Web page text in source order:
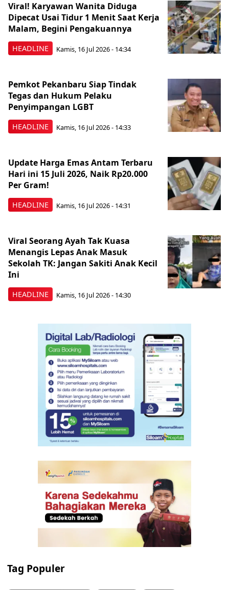
HEADLINE
Viral! Karyawan Wanita Diduga
Dipecat Usai Tidur 1 Menit Saat Kerja
Malam, Begini Pengakuannya
Kamis, 16 Jul 2026 - 14:34
HEADLINE
Pemkot Pekanbaru Siap Tindak
Tegas dan Hukum Pelaku
Penyimpangan LGBT
Kamis, 16 Jul 2026 - 14:33
HEADLINE
Update Harga Emas Antam Terbaru
Hari ini 15 Juli 2026, Naik Rp20.000
Per Gram!
Kamis, 16 Jul 2026 - 14:31
HEADLINE
Viral Seorang Ayah Tak Kuasa
Menangis Lepas Anak Masuk
Sekolah TK: Jangan Sakiti Anak Kecil
Ini
Kamis, 16 Jul 2026 - 14:30
Tag Populer